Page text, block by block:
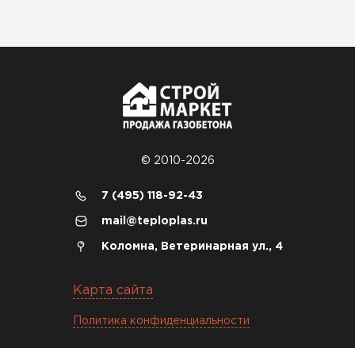
© 2010-2026
7 (495) 118-92-43
mail@teploplas.ru
Коломна, Ветеринарная ул., 4
Карта сайта
Политика конфиденциальности